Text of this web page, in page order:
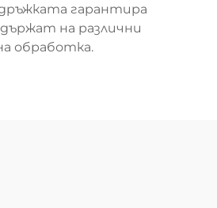
гарантира
на различни
обработка.